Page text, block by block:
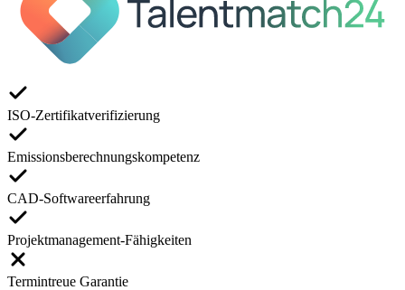
ISO-Zertifikatverifizierung
Emissionsberechnungskompetenz
CAD-Softwareerfahrung
Projektmanagement-Fähigkeiten
Termintreue Garantie